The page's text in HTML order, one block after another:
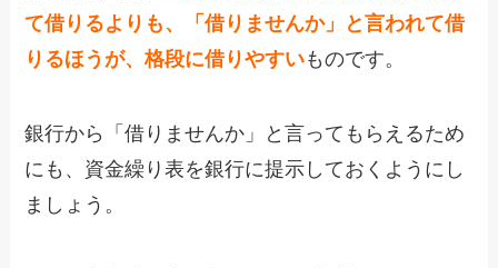
て借りるよりも、「借りませんか」と言われて借
りるほうが、格段に借りやすいものです。
銀行から「借りませんか」と言ってもらえるため
にも、資金繰り表を銀行に提示しておくようにし
ましょう。